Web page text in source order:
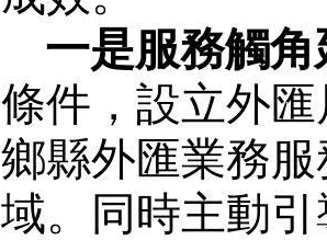
一是服務觸
條件，設立外
鄉縣外匯業務
域。同時主動